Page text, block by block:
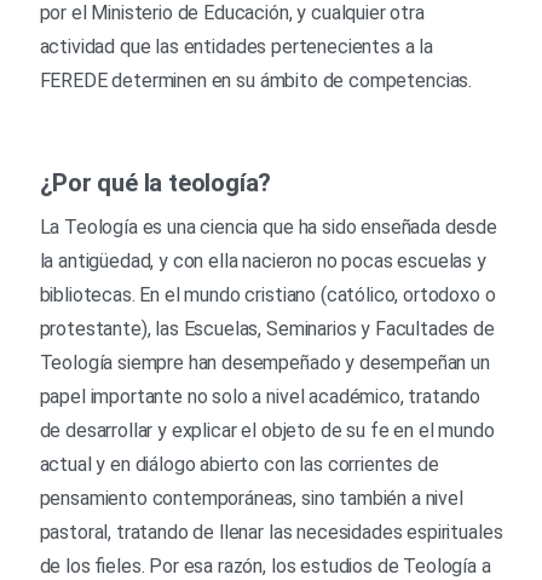
por el Ministerio de Educación,y cualquierotra
actividad que las entidades pertenecientes a la
FEREDEdeterminen en su ámbito decompetencias.
¿Por qué la teología?
La Teología es una ciencia que ha sido enseñada desde
la antigüedad, y con ella nacieron no pocas escuelas y
bibliotecas. En el mundo cristiano (católico, ortodoxo o
protestante), las Escuelas, Seminarios y Facultades de
Teología siempre han desempeñado y desempeñan un
papel importante no solo a nivel académico, tratando
de desarrollar y explicar el objeto de su fe en el mundo
actual y en diálogo abierto con las corrientes de
pensamiento contemporáneas, sino también a nivel
pastoral, tratando de llenar las necesidades espirituales
de los fieles. Por esa razón, los estudios de Teología a